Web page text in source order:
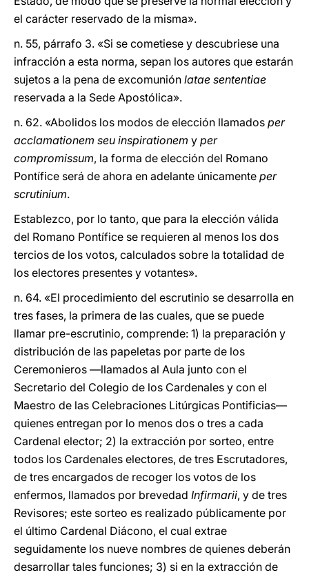
el carácter reservado de la misma».
n. 55, párrafo 3. «Si se cometiese y descubriese una
infracción a esta norma, sepan los autores que estarán
sujetos a la pena de excomunión latae sententiae
reservada a la Sede Apostólica».
n. 62. «Abolidos los modos de elección llamados per
acclamationem seu inspirationem y per
compromissum, la forma de elección del Romano
Pontífice será de ahora en adelante únicamente per
scrutinium.
Establezco, por lo tanto, que para la elección válida
del Romano Pontífice se requieren al menos los dos
tercios de los votos, calculados sobre la totalidad de
los electores presentes y votantes».
n. 64. «El procedimiento del escrutinio se desarrolla en
tres fases, la primera de las cuales, que se puede
llamar pre-escrutinio, comprende: 1) la preparación y
distribución de las papeletas por parte de los
Ceremonieros —llamados al Aula junto con el
Secretario del Colegio de los Cardenales y con el
Maestro de las Celebraciones Litúrgicas Pontificias—
quienes entregan por lo menos dos o tres a cada
Cardenal elector; 2) la extracción por sorteo, entre
todos los Cardenales electores, de tres Escrutadores,
de tres encargados de recoger los votos de los
enfermos, llamados por brevedad Infirmarii, y de tres
Revisores; este sorteo es realizado públicamente por
el último Cardenal Diácono, el cual extrae
seguidamente los nueve nombres de quienes deberán
desarrollar tales funciones; 3) si en la extracción de